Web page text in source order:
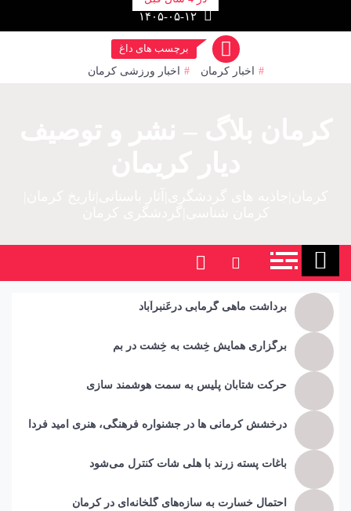
برچسب های داغ
اخبار کرمان اخبار ورزشی کرمان
برداشت ماهی گرمابی درعَنبرآباد
برگزاری همایش خِشت به خِشت در بم
حرکت شتابان پلیس به سمت هوشمند سازی
درخشش کرمانی ها در جشنواره فرهنگی، هنری امید فردا
باغات پسته زرند با هلی شات کنترل می‌شود
احتمال خسارت به ساز‌ه‌های گلخانه‌ای در کرمان